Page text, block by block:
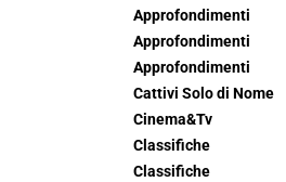
Approfondimenti
Approfondimenti
Approfondimenti
Cattivi Solo di Nome
Cinema&Tv
Classifiche
Classifiche